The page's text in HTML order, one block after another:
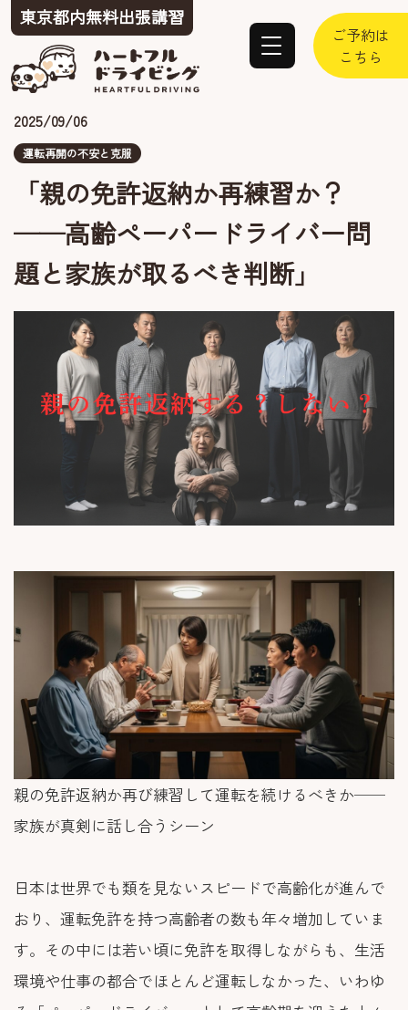
東京都内無料出張講習
ご予約は
こちら
2025/09/06
運転再開の不安と克服
「親の免許返納か再練習か？
──高齢ペーパードライバー問
題と家族が取るべき判断」
親の免許返納か再び練習して運転を続けるべきか──
家族が真剣に話し合うシーン
日本は世界でも類を見ないスピードで高齢化が進んで
おり、運転免許を持つ高齢者の数も年々増加していま
す。その中には若い頃に免許を取得しながらも、生活
環境や仕事の都合でほとんど運転しなかった、いわゆ